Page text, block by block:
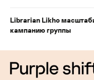
Librarian Likho
кампанию группы